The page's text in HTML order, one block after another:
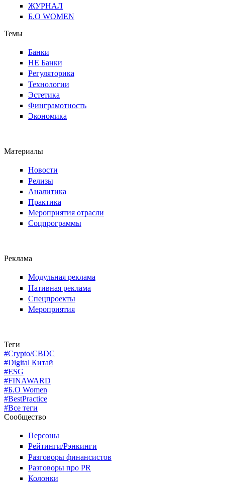
ЖУРНАЛ
Б.О WOMEN
Темы
Банки
НЕ Банки
Регуляторика
Технологии
Эстетика
Финграмотность
Экономика
Материалы
Новости
Релизы
Аналитика
Практика
Мероприятия отрасли
Соцпрограммы
Реклама
Модульная реклама
Нативная реклама
Спецпроекты
Мероприятия
Теги
#Crypto/CBDC
#Digital Китай
#ESG
#FINAWARD
#Б.О Women
#BestPractice
#Все теги
Сообщество
Персоны
Рейтинги/Рэнкинги
Разговоры финансистов
Разговоры про PR
Колонки